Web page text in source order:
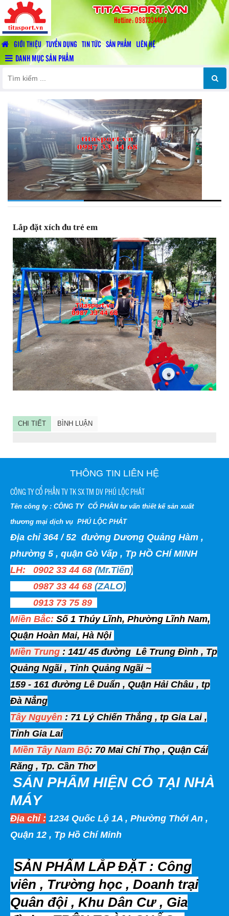
titasport.vn
Hotline: 0987334468
GIỚI THIỆU TUYỂN DỤNG TIN TỨC SẢN PHẨM LIÊN HỆ
DANH MỤC SẢN PHẨM
Lắp đặt xích đu trẻ em
CHI TIẾT BÌNH LUẬN
THÔNG TIN LIÊN HỆ
CÔNG TY CỔ PHẦN TV TK SX TM DV PHÚ LỘC PHÁT
Tên công ty : CÔNG TY CỔ PHẦN tư vấn thiết kế sản xuất
thương mại dịch vụ PHÚ LỘC PHÁT
Địa chỉ 364 / 52 đường Dương Quảng Hàm ,
phường 5 , quận Gò Vấp , Tp HỒ CHÍ MINH
LH: 0902 33 44 68 (Mr.Tiến)
0987 33 44 68 (ZALO)
0913 73 75 89
Miền Bắc: Số 1 Thúy Lĩnh, Phường Lĩnh Nam,
Quận Hoàn Mai, Hà Nội
Miền Trung : 141/ 45 đường Lê Trung Đình , Tp
Quảng Ngãi , Tỉnh Quảng Ngãi ~
159 - 161 đường Lê Duẩn , Quận Hải Châu , tp
Đà Nẳng
Tây Nguyên : 71 Lý Chiến Thắng , tp Gia Lai ,
Tỉnh Gia Lai
Miền Tây Nam Bộ: 70 Mai Chí Thọ , Quận Cái
Răng , Tp. Cần Thơ
SẢN PHẨM HIỆNCÓ TẠI NHÀ
MÁY
Địa chỉ : 1234 Quốc Lộ 1A , Phường Thới An ,
Quận 12 , Tp Hồ Chí Minh
SẢN PHẨM LẮP ĐẶT : Công
viên , Trường học , Doanh trại
Quân đội , Khu Dân Cư , Gia